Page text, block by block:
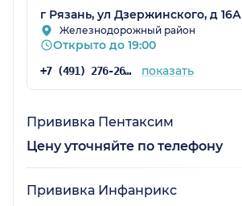
г Рязань, ул Дзержинского, д 16А
Железнодорожный район
Открыто до 19:00
+7 (491) 276-26-13 показать
Прививка Пентаксим
Цену уточняйте по телефону
Прививка Инфанрикс